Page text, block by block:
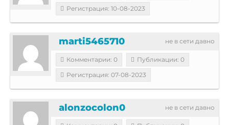
Регистрация: 10-08-2023
не в сети давно
marti5465710
Комментарии: 0
Публикации: 0
Регистрация: 07-08-2023
не в сети давно
alonzocolon0